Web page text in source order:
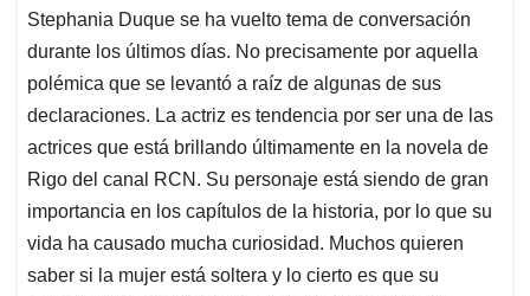
Stephania Duque se ha vuelto tema de conversación
durante los últimos días. No precisamente por aquella
polémica que se levantó a raíz de algunas de sus
declaraciones. La actriz es tendencia por ser una de las
actrices que está brillando últimamente en la novela de
Rigo del canal RCN. Su personaje está siendo de gran
importancia en los capítulos de la historia, por lo que su
vida ha causado mucha curiosidad. Muchos quieren
saber si la mujer está soltera y lo cierto es que su